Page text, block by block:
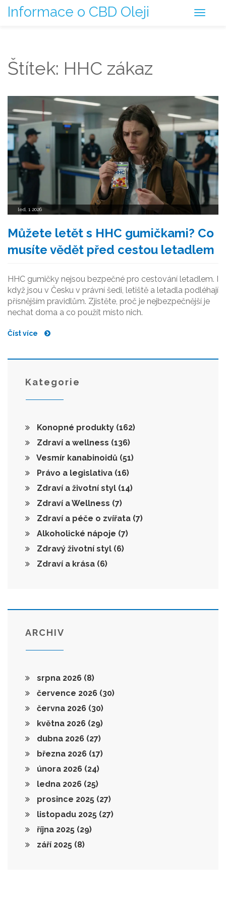
Informace o CBD Oleji
Štítek: HHC zákaz
led, 1 2026
Můžete letět s HHC gumičkami? Co
musíte vědět před cestou letadlem
HHC gumičky nejsou bezpečné pro cestování letadlem. I
když jsou v Česku v právní šedi, letiště a letadla podléhají
přísnějším pravidlům. Zjistěte, proč je nejbezpečnější je
nechat doma a co použít místo nich.
Číst více
Kategorie
Konopné produkty (162)
Zdraví a wellness (136)
Vesmír kanabinoidů (51)
Právo a legislativa (16)
Zdraví a životní styl (14)
Zdraví a Wellness (7)
Zdraví a péče o zvířata (7)
Alkoholické nápoje (7)
Zdravý životní styl (6)
Zdraví a krása (6)
ARCHIV
srpna 2026 (8)
července 2026 (30)
června 2026 (30)
května 2026 (29)
dubna 2026 (27)
března 2026 (17)
února 2026 (24)
ledna 2026 (25)
prosince 2025 (27)
listopadu 2025 (27)
října 2025 (29)
září 2025 (8)